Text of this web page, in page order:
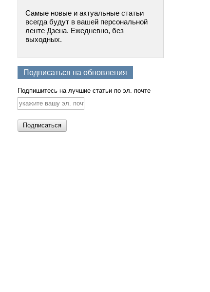
Самые новые и актуальные статьи
всегда будут в вашей персональной
ленте Дзена. Ежедневно, без
выходных.
Подписаться на обновления
Подпишитесь на лучшие статьи по эл. почте